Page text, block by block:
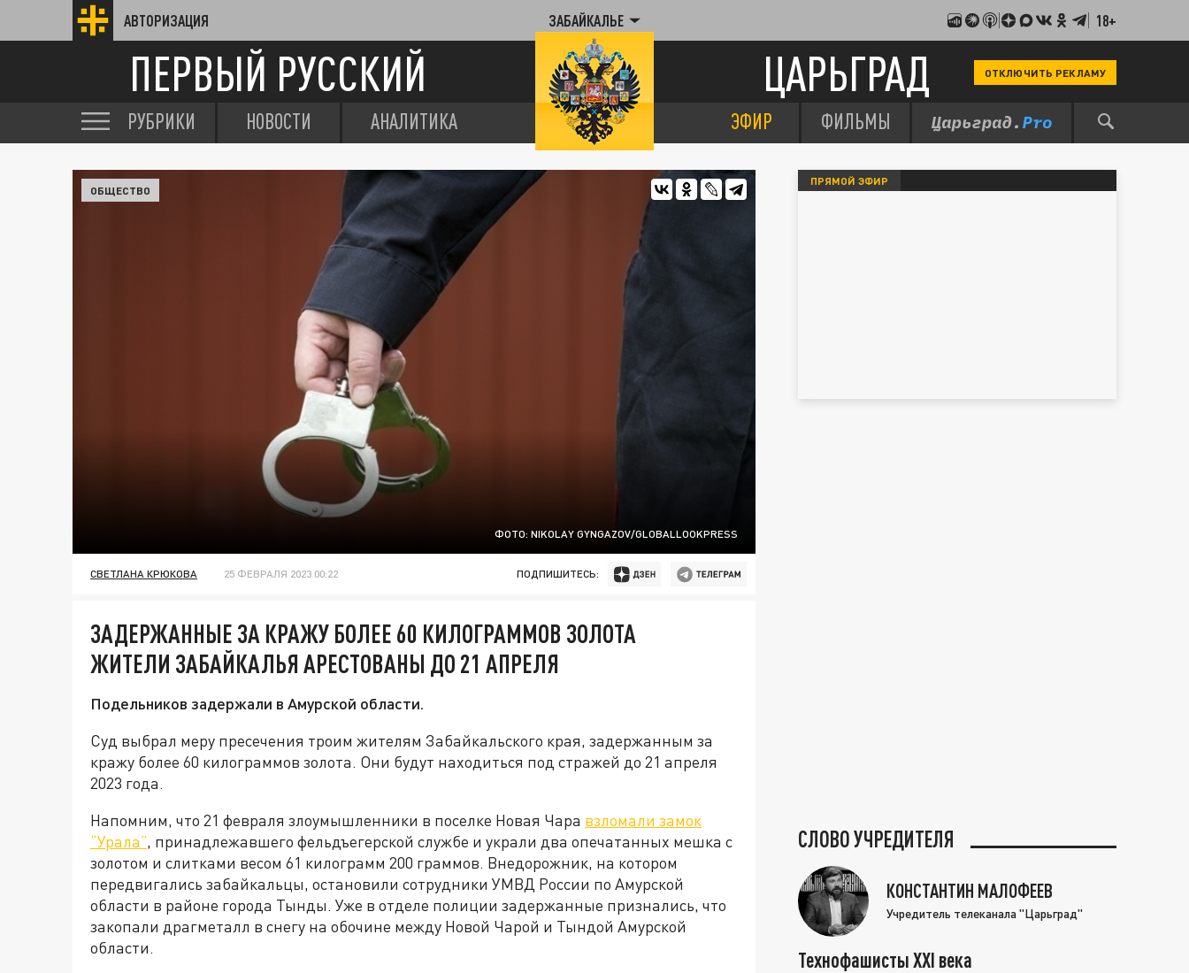
АВТОРИЗАЦИЯ ЗАБАЙКАЛЬЕ 18+
ПЕРВЫЙ РУССКИЙ ЦАРЬГРАД ОТКЛЮЧИТЬ РЕКЛАМУ
РУБРИКИ НОВОСТИ АНАЛИТИКА ЭФИР ФИЛЬМЫ
ФОТО: NIKOLAY GYNGAZOV/GLOBALLOOKPRESS
ОБЩЕСТВО
СВЕТЛАНА КРЮКОВА 25 ФЕВРАЛЯ 2023 00:22 ПОДПИШИТЕСЬ:
ЗАДЕРЖАННЫЕ ЗА КРАЖУ БОЛЕЕ 60 КИЛОГРАММОВ ЗОЛОТА
ЖИТЕЛИ ЗАБАЙКАЛЬЯ АРЕСТОВАНЫ ДО 21 АПРЕЛЯ
Подельников задержали в Амурской области.
Суд выбрал меру пресечения троим жителям Забайкальского края, задержанным за
кражу более 60 килограммов золота. Они будут находиться под стражей до 21 апреля
2023 года.
Напомним, что 21 февраля злоумышленники в поселке Новая Чара взломали замок
“Урала”, принадлежавшего фельдъегерской службе и украли два опечатанных мешка с
золотом и слитками весом 61 килограмм 200 граммов. Внедорожник, на котором
передвигались забайкальцы, остановили сотрудники УМВД России по Амурской
области в районе города Тынды. Уже в отделе полиции задержанные признались, что
закопали драгметалл в снегу на обочине между Новой Чарой и Тындой Амурской
области.
ПРЯМОЙ ЭФИР
СЛОВО УЧРЕДИТЕЛЯ
КОНСТАНТИН МАЛОФЕЕВ
Учредитель телеканала "Царьград"
Технофашисты XXI века